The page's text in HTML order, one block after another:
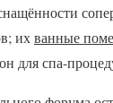
ихванные
для спа-